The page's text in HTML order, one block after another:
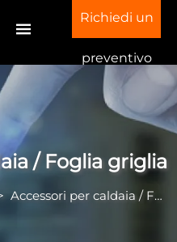
Richiedi un
preventivo
/ Foglia griglia
Accessori per caldaia / Foglia griglia